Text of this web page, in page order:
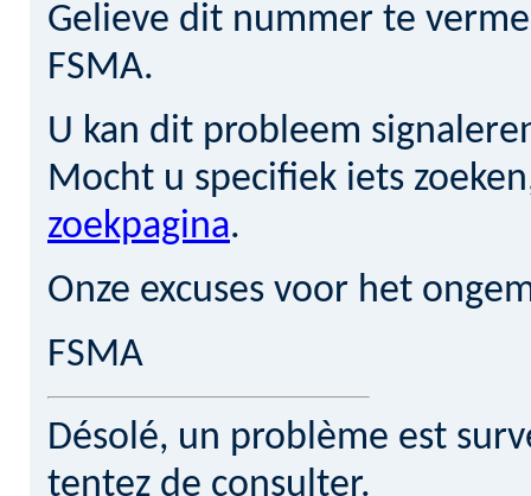
Gelieve dit nummer te
FSMA.
U kan dit probleem
Mocht u specifiek iets
zoekpagina.
Onze excuses voor het
FSMA
Désolé, un problème est
tentez de consulter.